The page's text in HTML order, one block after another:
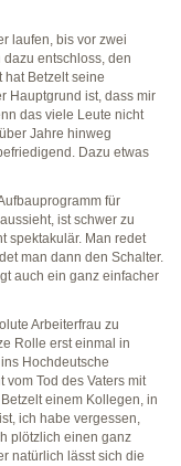
laufen, bis vor zwei
entschloss, den
hat Betzelt seine
Hauptgrund ist, dass mir
das viele Leute nicht
Jahre hinweg
Dazu etwas
für
ist schwer zu
spektakulär. Man redet
man dann den Schalter.
auch ein ganz einfacher
Arbeiterfrau zu
Rolle erst einmal in
Hochdeutsche
Tod des Vaters mit
einem Kollegen, in
ich habe vergessen,
plötzlich einen ganz
natürlich lässt sich die